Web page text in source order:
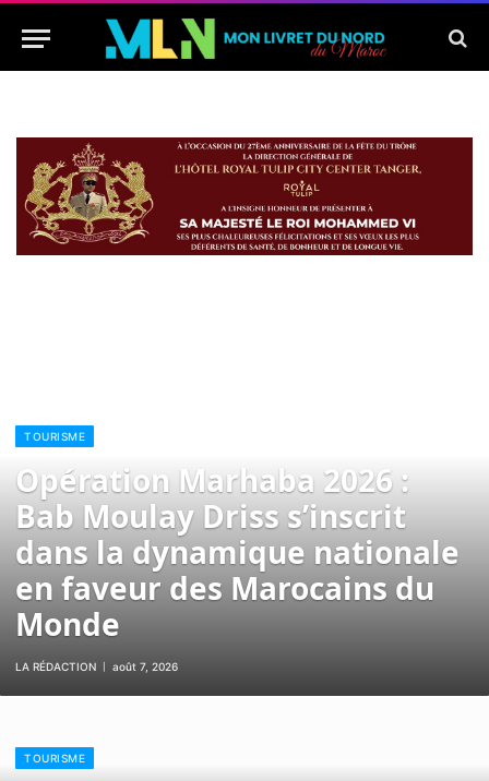
TOURISME
Opération Marhaba 2026 :
Bab Moulay Driss s’inscrit
dans la dynamique nationale
en faveur des Marocains du
Monde
LA RÉDACTION août 7, 2026
TOURISME